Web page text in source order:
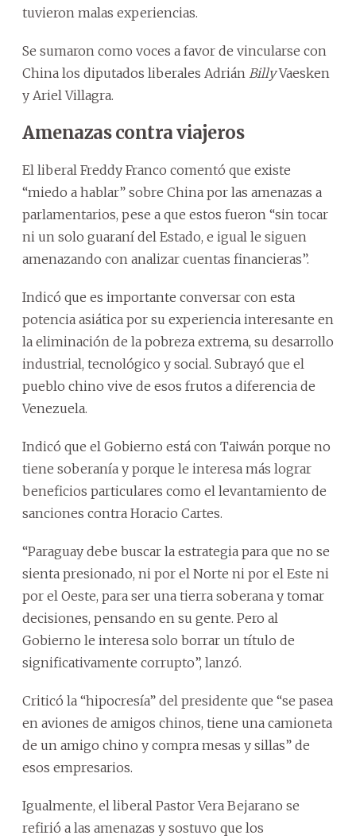
tuvieron malas experiencias.
Se sumaron como voces a favor de vincularse con
China los diputados liberales Adrián BillyVaesken
y Ariel Villagra.
Amenazas contra viajeros
El liberal Freddy Franco comentó que existe
“miedo a hablar” sobre China por las amenazas a
parlamentarios, pese a que estos fueron “sin tocar
ni un solo guaraní del Estado, e igual le siguen
amenazando con analizar cuentas financieras”.
Indicó que es importante conversar con esta
potencia asiática por su experiencia interesante en
la eliminación de la pobreza extrema, su desarrollo
industrial, tecnológico y social. Subrayó que el
pueblo chino vive de esos frutos a diferencia de
Venezuela.
Indicó que el Gobierno está con Taiwán porque no
tiene soberanía y porque le interesa más lograr
beneficios particulares como el levantamiento de
sanciones contra Horacio Cartes.
“Paraguay debe buscar la estrategia para que no se
sienta presionado, ni por el Norte ni por el Este ni
por el Oeste, para ser una tierra soberana y tomar
decisiones, pensando en su gente. Pero al
Gobierno le interesa solo borrar un título de
significativamente corrupto”, lanzó.
Criticó la “hipocresía” del presidente que “se pasea
en aviones de amigos chinos, tiene una camioneta
de un amigo chino y compra mesas y sillas” de
esos empresarios.
Igualmente, el liberal Pastor Vera Bejarano se
refirió a las amenazas y sostuvo que los